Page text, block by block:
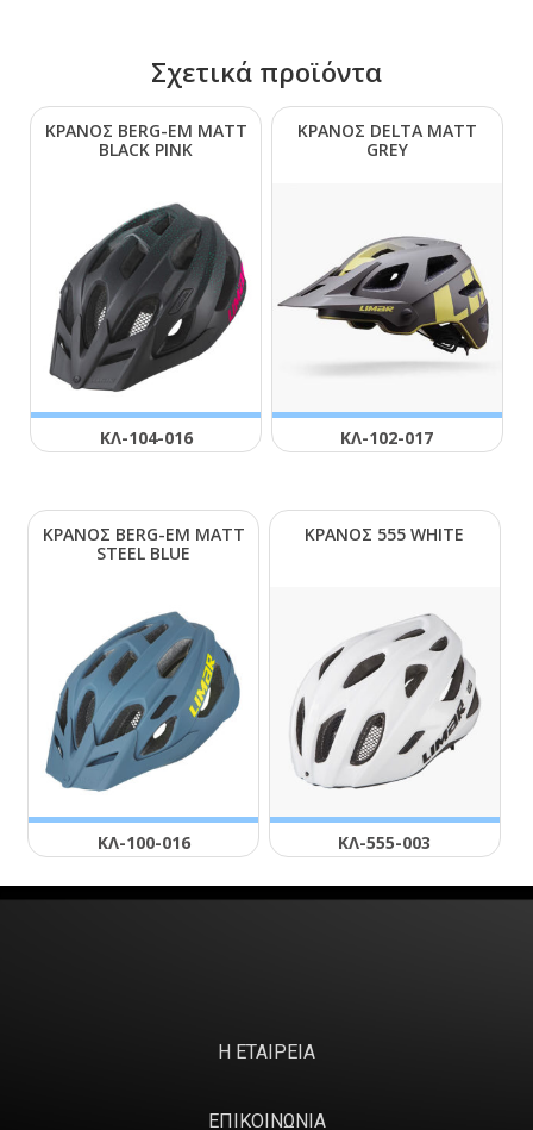
Σχετικά προϊόντα
ΚΡΑΝΟΣ ΒΕRG-ΕΜ ΜΑΤΤ
ΒLΑCΚ ΡΙΝΚ
ΚΛ-104-016
ΚΡΑΝΟΣ DΕLΤΑ ΜΑΤΤ
GRΕΥ
ΚΛ-102-017
ΚΡΑΝΟΣ ΒΕRG-ΕΜ ΜΑΤΤ
SΤΕΕL ΒLUΕ
ΚΛ-100-016
ΚΡΑΝΟΣ 555 WΗΙΤΕ
ΚΛ-555-003
Η ΕΤΑΙΡΕΙΑ
ΕΠΙΚΟΙΝΩΝΙΑ